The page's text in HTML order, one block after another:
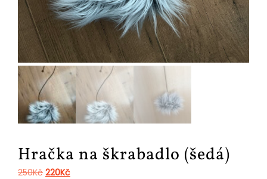
Hračka na škrabadlo (šedá)
250Kč Původní
220KčAktuální